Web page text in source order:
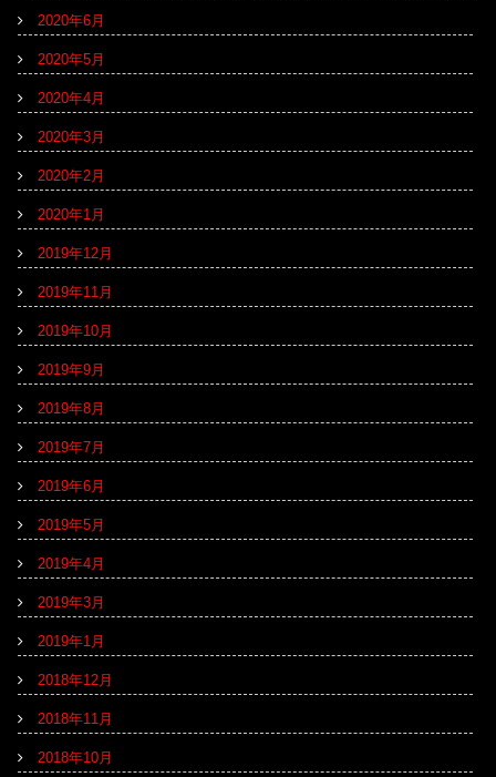
2020年6月
2020年5月
2020年4月
2020年3月
2020年2月
2020年1月
2019年12月
2019年11月
2019年10月
2019年9月
2019年8月
2019年7月
2019年6月
2019年5月
2019年4月
2019年3月
2019年1月
2018年12月
2018年11月
2018年10月